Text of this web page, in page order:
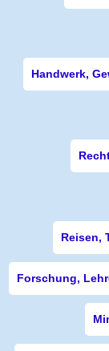
Handwerk,
Reisen,
Forschung,